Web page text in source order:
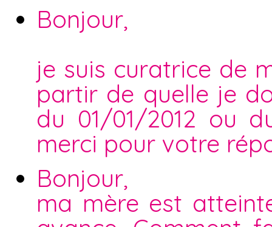
Bonjour,
je suis curatrice de
partir de quelle je
du 01/01/2012 ou
merci pour votre
Bonjour,
ma mère est